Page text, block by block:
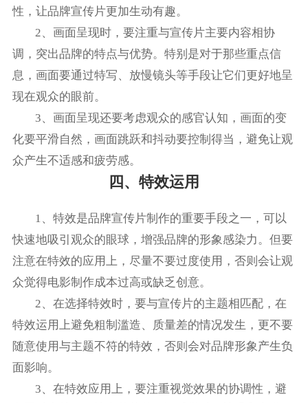
性，让品牌宣传片更加生动有趣。
2、画面呈现时，要注重与宣传片主要内容相协
调，突出品牌的特点与优势。特别是对于那些重点信
息，画面要通过特写、放慢镜头等手段让它们更好地呈
现在观众的眼前。
3、画面呈现还要考虑观众的感官认知，画面的变
化要平滑自然，画面跳跃和抖动要控制得当，避免让观
众产生不适感和疲劳感。
四、特效运用
1、特效是品牌宣传片制作的重要手段之一，可以
快速地吸引观众的眼球，增强品牌的形象感染力。但要
注意在特效的应用上，尽量不要过度使用，否则会让观
众觉得电影制作成本过高或缺乏创意。
2、在选择特效时，要与宣传片的主题相匹配，在
特效运用上避免粗制滥造、质量差的情况发生，更不要
随意使用与主题不符的特效，否则会对品牌形象产生负
面影响。
3、在特效应用上，要注重视觉效果的协调性，避